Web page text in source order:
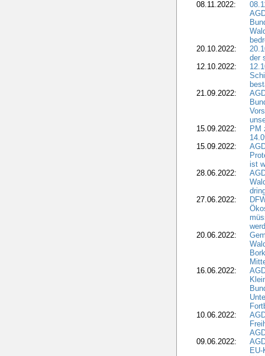
08.11.2022:
20.10.2022:
der
12.10.2022:
21.09.2022:
15.09.2022:
PM
15.09.2022:
ist
28.06.2022:
27.06.2022:
20.06.2022:
16.06.2022:
10.06.2022:
09.06.2022: